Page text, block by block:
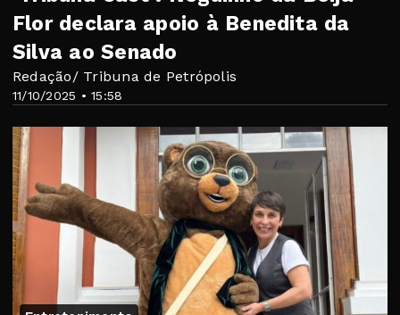
11/10/2025 • 15:58
Flor declara apoio à Benedita da
Silva ao Senado
Redação/ Tribuna de Petrópolis